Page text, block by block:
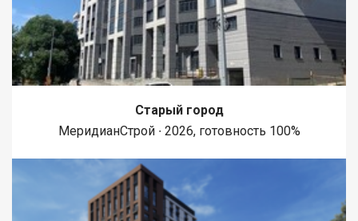
Старый город
МеридианСтрой ∙ 2026, готовность 100%